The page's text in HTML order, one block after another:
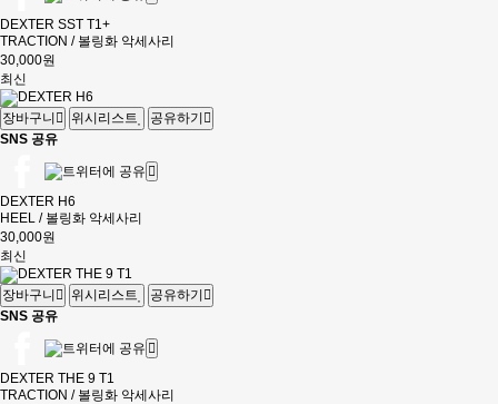
DEXTER SST T1+
TRACTION / 볼링화 악세사리
30,000원
최신
장바구니 위시리스트
공유하기
SNS 공유
DEXTER H6
HEEL / 볼링화 악세사리
30,000원
최신
장바구니 위시리스트
공유하기
SNS 공유
DEXTER THE 9 T1
TRACTION / 볼링화 악세사리